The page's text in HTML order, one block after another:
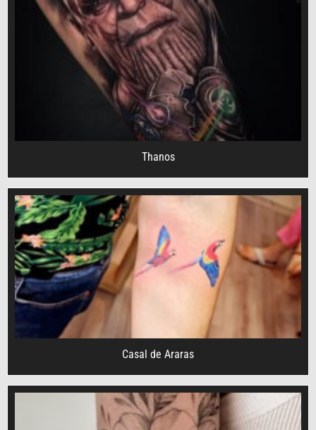
Thanos
Casal de Araras